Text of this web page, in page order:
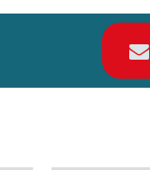
der ganzen Welt,